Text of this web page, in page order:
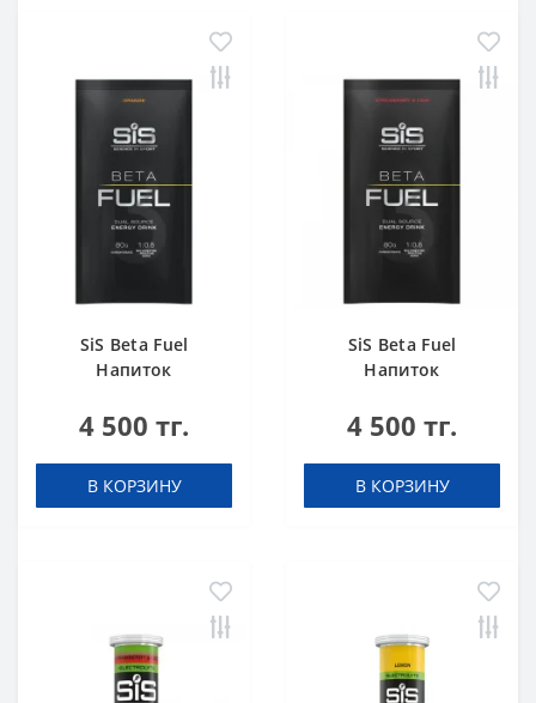
SiS Beta Fuel
Напиток
в порошке 82 г
4 500 тг.
В КОРЗИНУ
SiS Beta Fuel
Напиток
в порошке 82 г
4 500 тг.
В КОРЗИНУ